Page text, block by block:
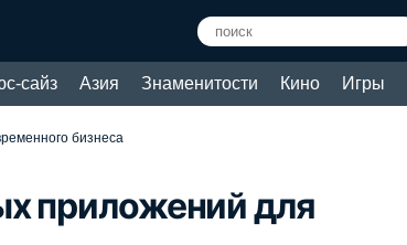
сайз Азия Знаменитости Кино Игры
бизнеса
приложений для